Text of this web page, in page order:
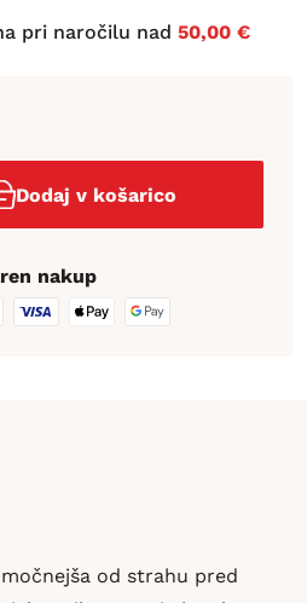
pri naročilu nad 50,00 €
Dodaj v košarico
nakup
od strahu pred